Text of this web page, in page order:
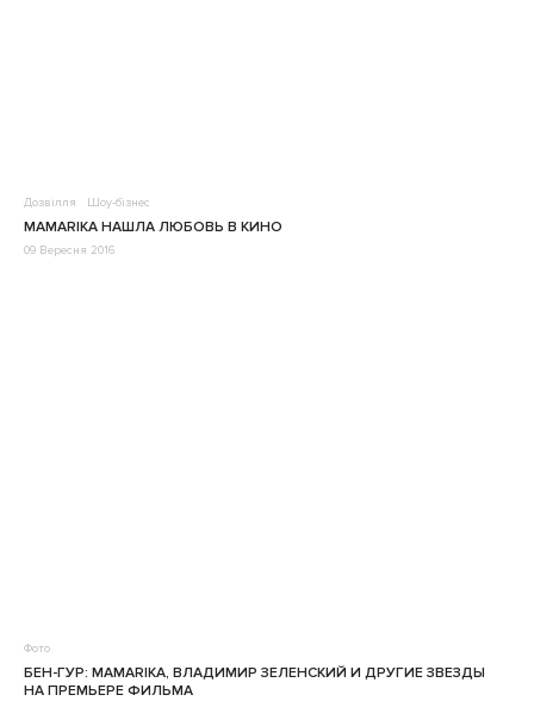
Дозвілля Шоу-бізнес
MAMARIKA НАШЛА ЛЮБОВЬ В КИНО
09 Вересня 2016
Фото
БЕН-ГУР: MAMARIKA, ВЛАДИМИР ЗЕЛЕНСКИЙ И ДРУГИЕ ЗВЕЗДЫ
НА ПРЕМЬЕРЕ ФИЛЬМА